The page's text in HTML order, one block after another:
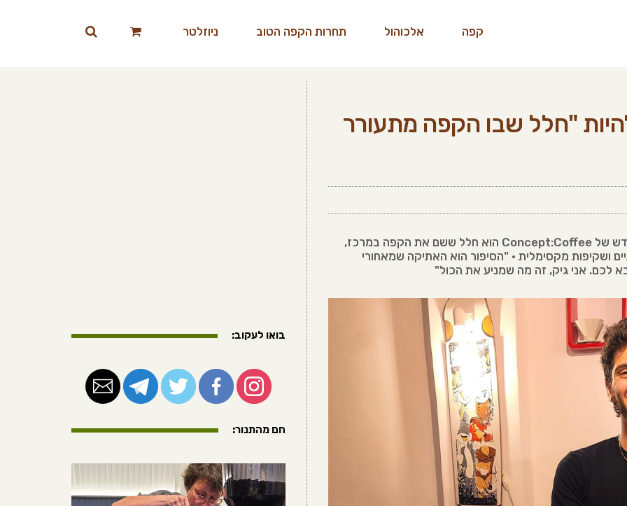
קפה אלכוהול תחרות הקפה הטוב ניוזלטר
"חלל שבו הקפה מתעורר
לא עוד קרואסון וקפה בטייק-אוויי: סטודיו הקפה החדש של Concept:Coffee הוא חלל ששם את הקפה במרכז,
ושקיפות מקסימלית • "הסיפור הוא האתיקה שמאחורי
לכם. אני גיק, זה מה שמניע את הכול"
בואו לעקוב:
חם מהתנור: